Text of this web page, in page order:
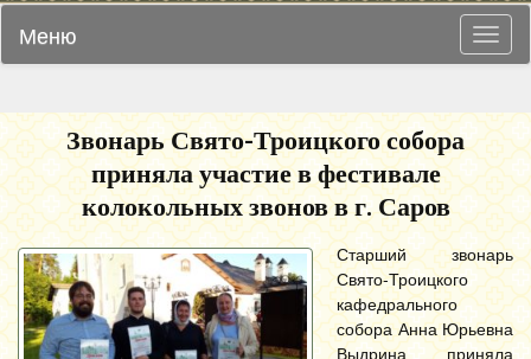
Меню
Звонарь Свято-Троицкого собора
приняла участие в фестивале
колокольных звонов в г. Саров
Старший звонарь
Свято-Троицкого
кафедрального
собора Анна Юрьевна
Выдрина приняла